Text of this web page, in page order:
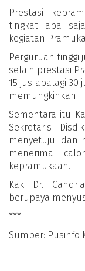
Prestasi
tingkat apa
kegiatan
Perguruan tinggi
selain prestasi
15 jus apalagi 30
memungkinkan.
Sementara itu
Sekretaris
menyetujui dan
menerima
kepramukaan.
Kak Dr.
berupaya
***
Sumber: Pusinfo